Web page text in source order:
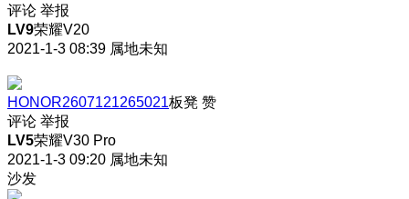
评论 举报
LV9荣耀V20
2021-1-3 08:39 属地未知
HONOR2607121265021板凳 赞
评论 举报
LV5荣耀V30 Pro
2021-1-3 09:20 属地未知
沙发